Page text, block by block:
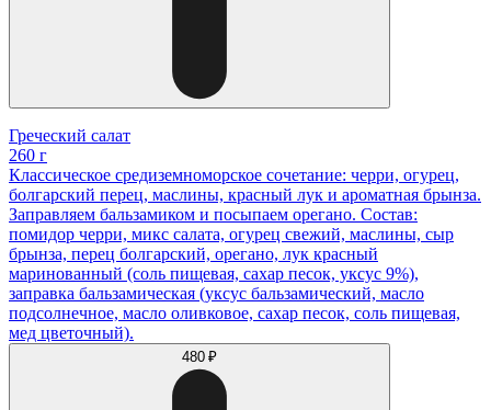
Греческий салат
260 г
Классическое средиземноморское сочетание: черри, огурец,
болгарский перец, маслины, красный лук и ароматная брынза.
Заправляем бальзамиком и посыпаем орегано. Состав:
помидор черри, микс салата, огурец свежий, маслины, сыр
брынза, перец болгарский, орегано, лук красный
маринованный (соль пищевая, сахар песок, уксус 9%),
заправка бальзамическая (уксус бальзамический, масло
подсолнечное, масло оливковое, сахар песок, соль пищевая,
мед цветочный).
480 ₽